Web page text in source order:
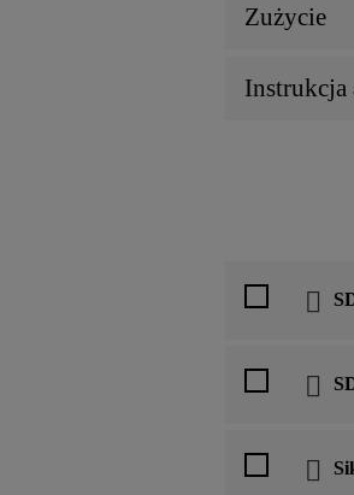
Zużycie